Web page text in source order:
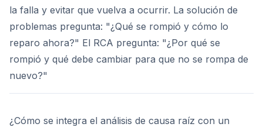
la falla y evitar que vuelva a ocurrir. La solución de
problemas pregunta: "¿Qué se rompió y cómo lo
reparo ahora?" El RCA pregunta: "¿Por qué se
rompió y qué debe cambiar para que no se rompa de
nuevo?"
¿Cómo se integra el análisis de causa raíz con un